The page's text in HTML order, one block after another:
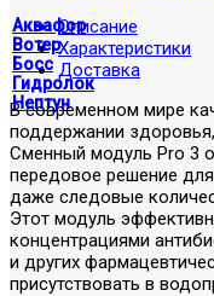
Аквафор
Вотер
Босс
Гидролок
Нептун
Описание
Характеристики
Доставка
В современном мире
поддержании
Сменный модуль Pro 3
передовое решение
даже следовые
Этот модуль
концентрациями
и других
присутствовать в